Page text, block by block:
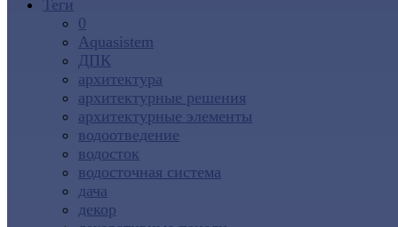
Теги
0
Aquasistem
ДПК
архитектура
архитектурные решения
архитектурные элементы
водоотведение
водосток
водосточная система
дача
декор